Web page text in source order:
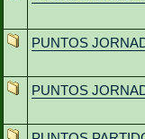
PUNTOS
PUNTOS